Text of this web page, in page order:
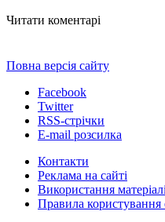
Читати коментарі
Повна версія сайту
Facebook
Twitter
RSS-стрічки
E-mail розсилка
Контакти
Реклама на сайті
Використання
Правила користування